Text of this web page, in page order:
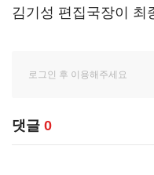
김기성 편집국장이 최
댓글 0